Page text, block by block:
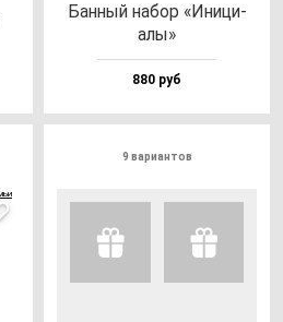
Бан­ный на­бор «Ини­ци­
алы»
880 руб
9 вариантов